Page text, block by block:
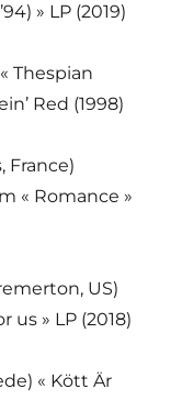
» LP (2019)
Thespian
Red (1998)
France)
« Romance »
US)
us » LP (2018)
« Kött Är